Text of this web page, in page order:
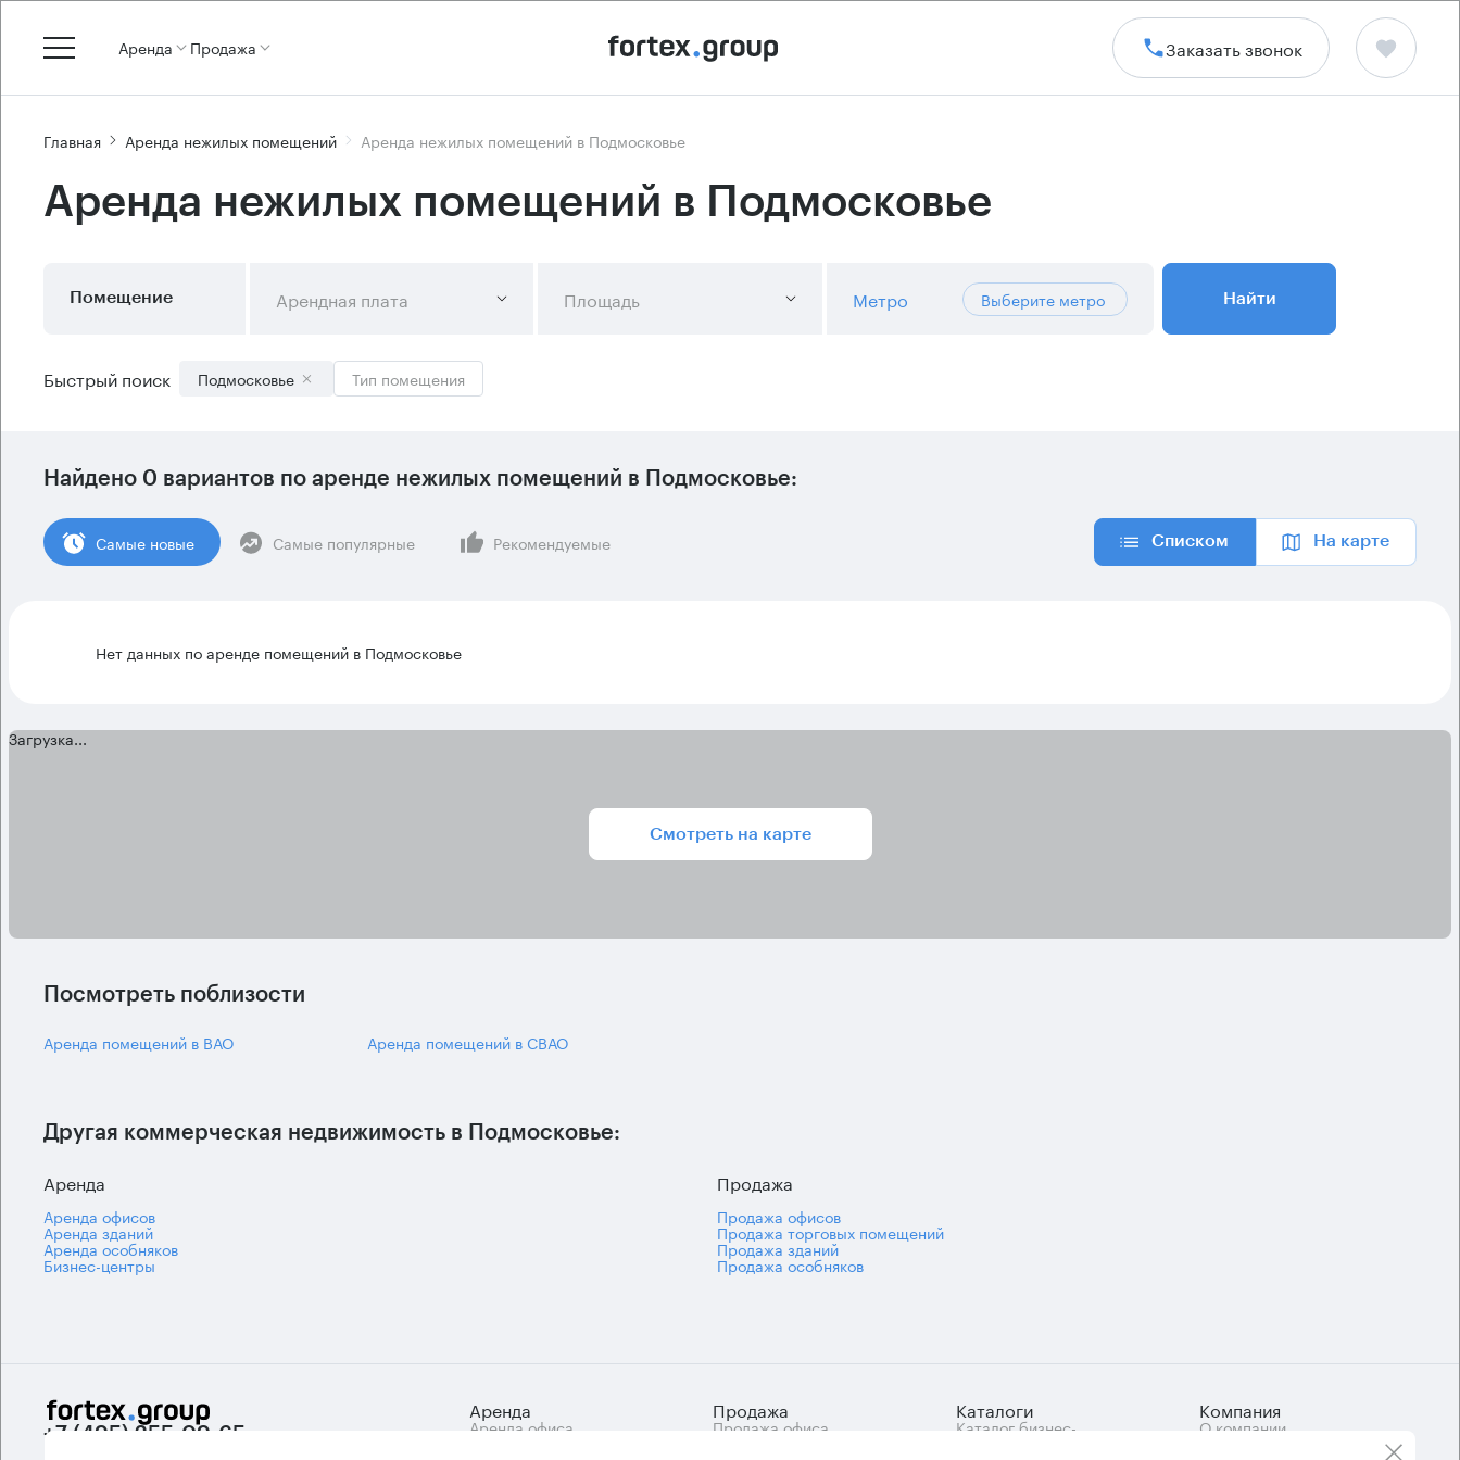
Аренда Продажа Заказать звонок
Главная Аренда нежилых помещений Аренда нежилых помещений в Подмосковье
Аренда нежилых помещений в Подмосковье
Помещение Арендная плата Площадь Метро Выберите метро Найти
Быстрый поиск Подмосковье Тип помещения
Найдено 0 вариантов по аренде нежилых помещений в Подмосковье:
Cамые новые Самые популярные Рекомендуемые Списком На карте
Нет данных по аренде помещений в Подмосковье
Загрузка...
Смотреть на карте
Посмотреть поблизости
Аренда помещений в ВАО Аренда помещений в СВАО
Другая коммерческая недвижимость в Подмосковье:
Аренда
Аренда офисов
Аренда зданий
Аренда особняков
Бизнес-центры
Продажа
Продажа офисов
Продажа торговых помещений
Продажа зданий
Продажа особняков
+7 (495) 255-09-65
Аренда
Аренда офиса
Продажа
Продажа офиса
Каталоги
Каталог бизнес-
Компания
О компании